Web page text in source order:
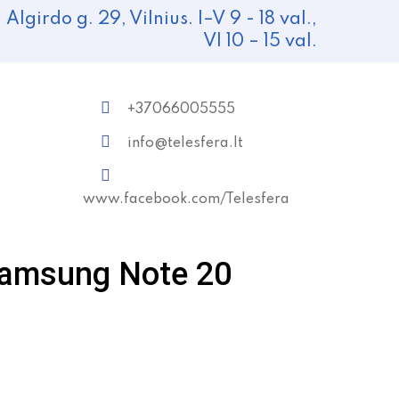
Algirdo g. 29, Vilnius. I–V 9 - 18 val.,
VI 10 – 15 val.
+37066005555
info@telesfera.lt
www.facebook.com/Telesfera
Note 20